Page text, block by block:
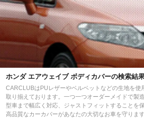
ホンダ エアウェイブ ボディカバーの検索結
CARCLUBはPUレザーやベルベットなどの生地を使
取り揃えております。一つ一つオーダーメイドで製
型車まで幅広く対応、ジャストフィットすることを
高品質なカーカバーがあなたの大切なお車を守ります